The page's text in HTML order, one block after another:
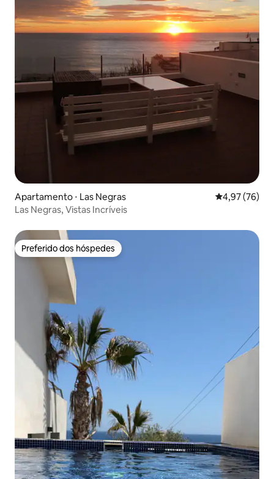
Apartamento ⋅ Las Negras 4,97 de uma
4,97 (76)
Las Negras, Vistas Incríveis
Preferido dos hóspedes
Preferido dos hóspedes